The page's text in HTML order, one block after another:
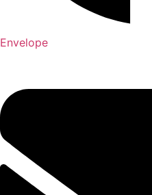
Envelope